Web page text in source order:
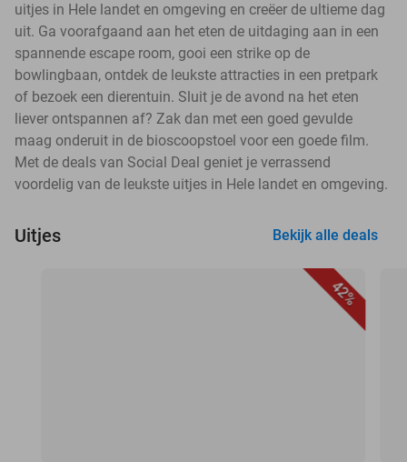
uitjes in Hele landet en omgeving en creëer de ultieme dag
uit. Ga voorafgaand aan het eten de uitdaging aan in een
spannende escape room, gooi een strike op de
bowlingbaan, ontdek de leukste attracties in een pretpark
of bezoek een dierentuin. Sluit je de avond na het eten
liever ontspannen af? Zak dan met een goed gevulde
maag onderuit in de bioscoopstoel voor een goede film.
Met de deals van Social Deal geniet je verrassend
voordelig van de leukste uitjes in Hele landet en omgeving.
Uitjes Bekijk alle deals
42%